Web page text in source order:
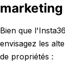
Bien que
envisagez les
de propriétés :